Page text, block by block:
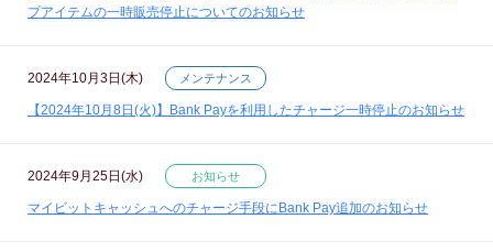
プアイテムの一時販売停止についてのお知らせ
2024年10月3日(木) メンテナンス
【2024年10月8日(火)】Bank Payを利用したチャージ一時停止のお知らせ
2024年9月25日(水) お知らせ
マイビットキャッシュへのチャージ手段にBank Pay追加のお知らせ